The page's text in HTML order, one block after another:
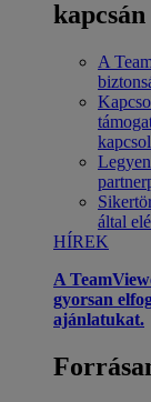
kapcsán
A
által
HÍREK
A
gyorsan
ajánlatukat.